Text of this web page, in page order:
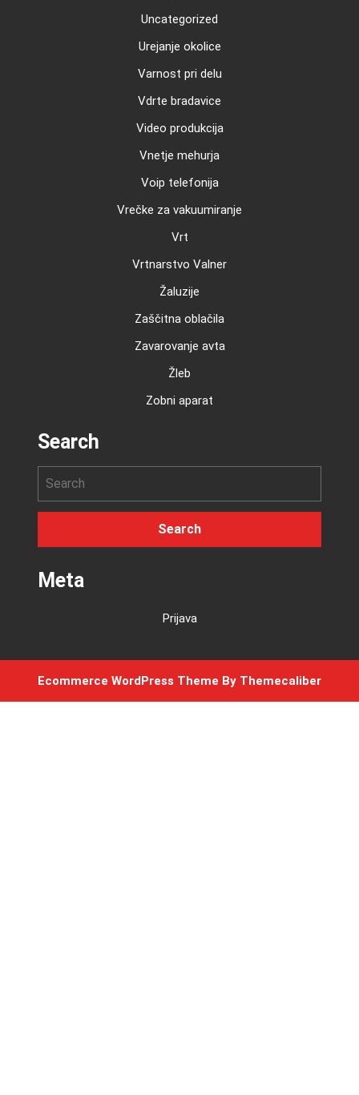
Uncategorized
Urejanje okolice
Varnost pri delu
Vdrte bradavice
Video produkcija
Vnetje mehurja
Voip telefonija
Vrečke za vakuumiranje
Vrt
Vrtnarstvo Valner
Žaluzije
Zaščitna oblačila
Zavarovanje avta
Žleb
Zobni aparat
Search
Meta
Prijava
Ecommerce WordPress Theme By Themecaliber